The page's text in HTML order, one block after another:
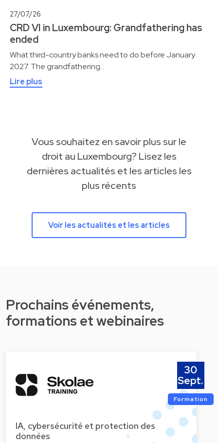
27/07/26
CRD VI in Luxembourg: Grandfathering has
ended
What third-country banks need to do before January
2027. The grandfathering…
Lire plus
Vous souhaitez en savoir plus sur le
droit au Luxembourg? Lisez les
dernières actualités et les articles les
plus récents
Voir les actualités et les articles
Prochains événements,
formations et webinaires
IA, cybersécurité et protection des
données
30
Sept.
Formation